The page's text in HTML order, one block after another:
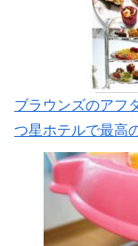
ブラウンズのアフ
つ星ホテルで最高